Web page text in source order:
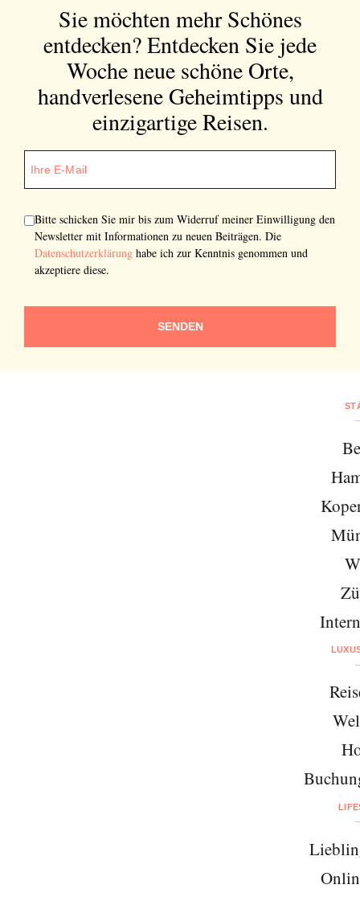
Sie möchten mehr Schönes
entdecken?Entdecken Sie jede
Woche neue schöne Orte,
handverlesene Geheimtipps und
einzigartige Reisen.
Bitte schicken Sie mir bis zum Widerruf meiner Einwilligung den
Newsletter mit Informationen zu neuen Beiträgen. Die
Datenschutzerklärung habe ich zur Kenntnis genommen und
akzeptiere diese.
SENDEN